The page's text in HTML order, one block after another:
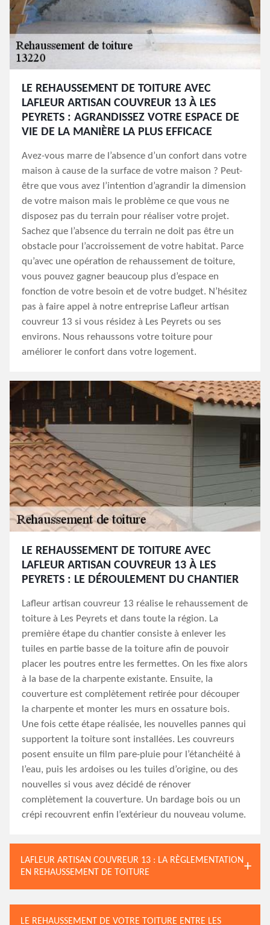
LE REHAUSSEMENT DE TOITURE AVEC
LAFLEUR ARTISAN COUVREUR 13 À LES
PEYRETS : AGRANDISSEZ VOTRE ESPACE DE
VIE DE LA MANIÈRE LA PLUS EFFICACE
Avez-vous marre de l’absence d’un confort dans votre
maison à cause de la surface de votre maison ? Peut-
être que vous avez l’intention d’agrandir la dimension
de votre maison mais le problème ce que vous ne
disposez pas du terrain pour réaliser votre projet.
Sachez que l’absence du terrain ne doit pas être un
obstacle pour l’accroissement de votre habitat. Parce
qu’avec une opération de rehaussement de toiture,
vous pouvez gagner beaucoup plus d’espace en
fonction de votre besoin et de votre budget. N’hésitez
pas à faire appel à notre entreprise Lafleur artisan
couvreur 13 si vous résidez à Les Peyrets ou ses
environs. Nous rehaussons votre toiture pour
améliorer le confort dans votre logement.
LE REHAUSSEMENT DE TOITURE AVEC
LAFLEUR ARTISAN COUVREUR 13 À LES
PEYRETS : LE DÉROULEMENT DU CHANTIER
Lafleur artisan couvreur 13 réalise le rehaussement de
toiture à Les Peyrets et dans toute la région. La
première étape du chantier consiste à enlever les
tuiles en partie basse de la toiture afin de pouvoir
placer les poutres entre les fermettes. On les fixe alors
à la base de la charpente existante. Ensuite, la
couverture est complètement retirée pour découper
la charpente et monter les murs en ossature bois.
Une fois cette étape réalisée, les nouvelles pannes qui
supportent la toiture sont installées. Les couvreurs
posent ensuite un film pare-pluie pour l’étanchéité à
l’eau, puis les ardoises ou les tuiles d’origine, ou des
nouvelles si vous avez décidé de rénover
complètement la couverture. Un bardage bois ou un
crépi recouvrent enfin l’extérieur du nouveau volume.
LAFLEUR ARTISAN COUVREUR 13 : LA RÈGLEMENTATION
EN REHAUSSEMENT DE TOITURE
LE REHAUSSEMENT DE VOTRE TOITURE ENTRE LES